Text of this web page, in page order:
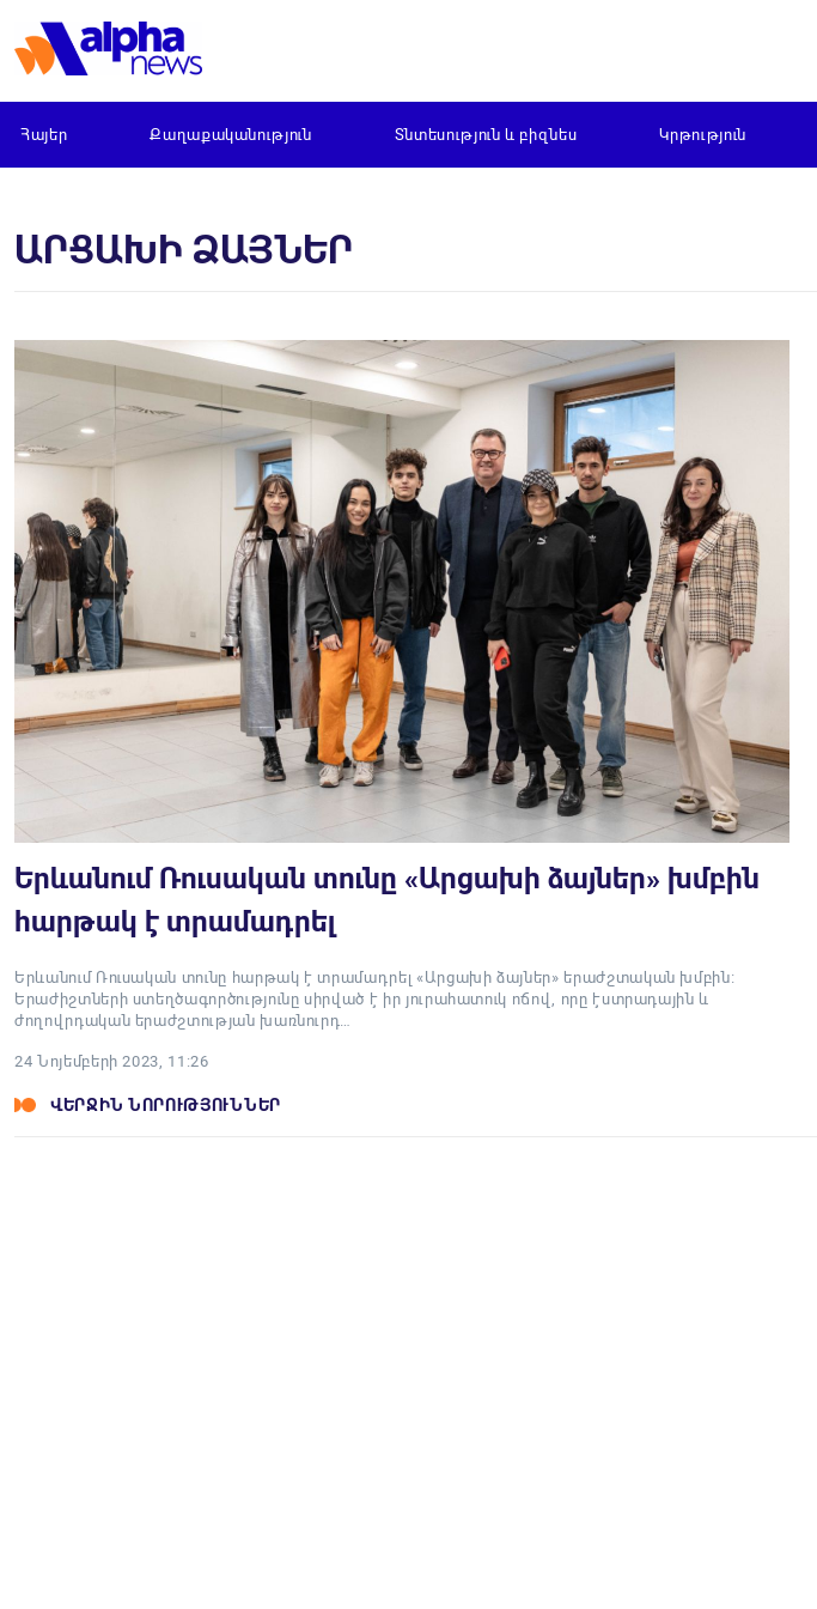
Հայեր Քաղաքականություն Տնտեսություն և բիզնես Կրթություն
ԱՐՑԱԽԻ ՁԱՅՆԵՐ
Երևանում Ռուսական տունը «Արցախի ձայներ» խմբին
հարթակ է տրամադրել
Երևանում Ռուսական տունը հարթակ է տրամադրել «Արցախի ձայներ» երաժշտական խմբին։
Երաժիշտների ստեղծագործությունը սիրված է իր յուրահատուկ ոճով, որը էստրադային և
ժողովրդական երաժշտության խառնուրդ…
24 Նոյեմբերի 2023, 11:26
ՎԵՐՋԻՆ ՆՈՐՈՒԹՅՈՒՆՆԵՐ